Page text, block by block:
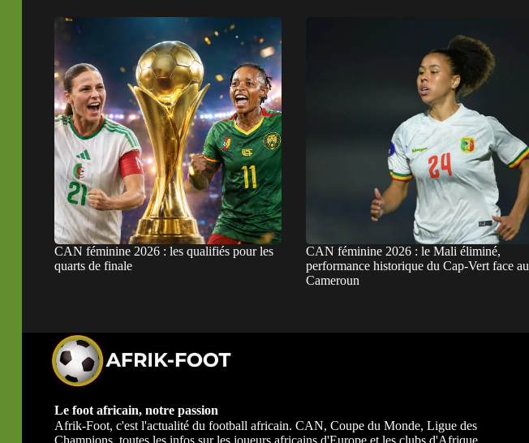
CAN féminine 2026 : les qualifiés pour les
quarts de finale
CAN féminine 2026 : le Mali éliminé,
performance historique du Cap-Vert face au
Cameroun
Le foot africain, notre passion
Afrik-Foot, c'est l'actualité du football africain. CAN, Coupe du Monde, Ligue des
Champions, toutes les infos sur les joueurs africains d'Europe et les clubs d'Afrique.